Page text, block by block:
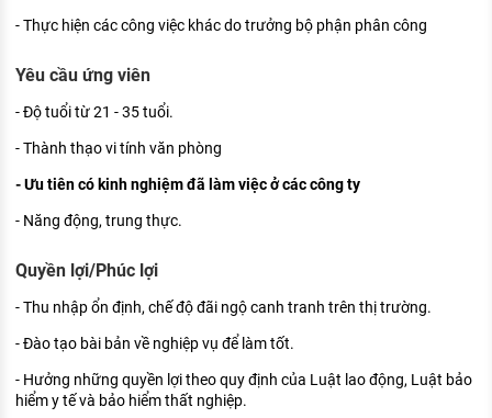
XÂY DỰNG VÀ PHÁT TRIỂN ĐỘI NGŨ
NHÂN SỰ
TUYỂN DỤNG VIỆC LÀM
- Thực hiện các công việc khác do trưởng bộ phận phân công
Yêu cầu ứng viên
- Độ tuổi từ 21 - 35 tuổi.
- Thành thạo vi tính văn phòng
- Ưu tiên có kinh nghiệm đã làm việc ở các công ty
- Năng động, trung thực.
Quyền lợi/Phúc lợi
- Thu nhập ổn định, chế độ đãi ngộ canh tranh trên thị trường.
- Đào tạo bài bản về nghiệp vụ để làm tốt.
- Hưởng những quyền lợi theo quy định của Luật lao động, Luật bảo
hiểm y tế và bảo hiểm thất nghiệp.